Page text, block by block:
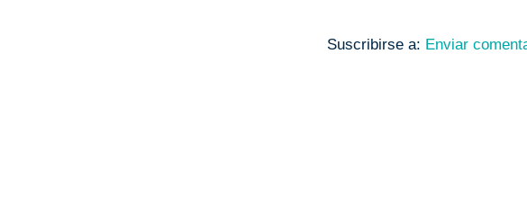
Suscribirse a: Enviar